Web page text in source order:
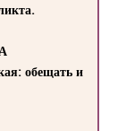
обещать и